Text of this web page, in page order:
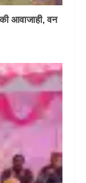
की आवाजाही, वन